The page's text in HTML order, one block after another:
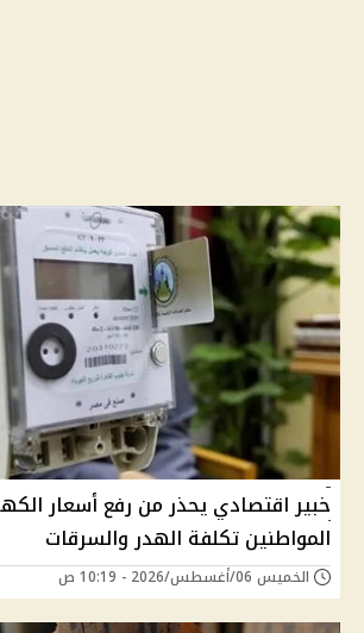
خبير اقتصادي يحذر من رفع أسعار
المواطنين تكلفة الهدر والسرقات
الخميس 06/أغسطس/2026 - 10:19 ص